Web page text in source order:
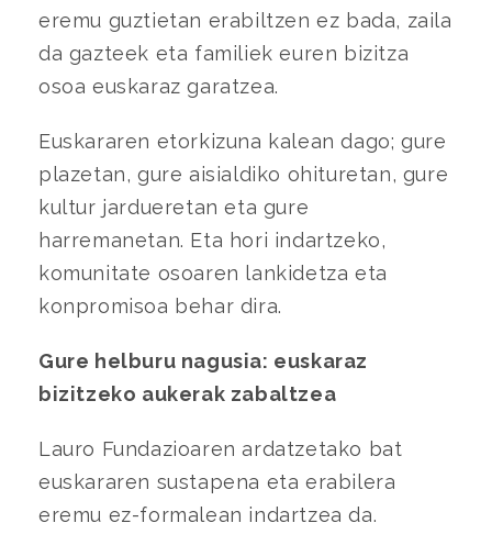
eremu guztietan erabiltzen ez bada, zaila
da gazteek eta familiek euren bizitza
osoa euskaraz garatzea.
Euskararen etorkizuna kalean dago; gure
plazetan, gure aisialdiko ohituretan, gure
kultur jardueretan eta gure
harremanetan. Eta hori indartzeko,
komunitate osoaren lankidetza eta
konpromisoa behar dira.
Gure helburu nagusia: euskaraz
bizitzeko aukerak zabaltzea
Lauro Fundazioaren ardatzetako bat
euskararen sustapena eta erabilera
eremu ez-formalean indartzea da.